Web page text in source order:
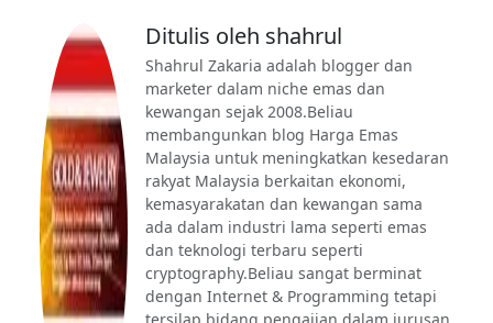
Ditulis oleh shahrul
Shahrul Zakaria adalah blogger dan
marketer dalam niche emas dan
kewangan sejak 2008.Beliau
membangunkan blog Harga Emas
Malaysia untuk meningkatkan kesedaran
rakyat Malaysia berkaitan ekonomi,
kemasyarakatan dan kewangan sama
ada dalam industri lama seperti emas
dan teknologi terbaru seperti
cryptography.Beliau sangat berminat
dengan Internet & Programming tetapi
tersilap bidang pengajian dalam jurusan